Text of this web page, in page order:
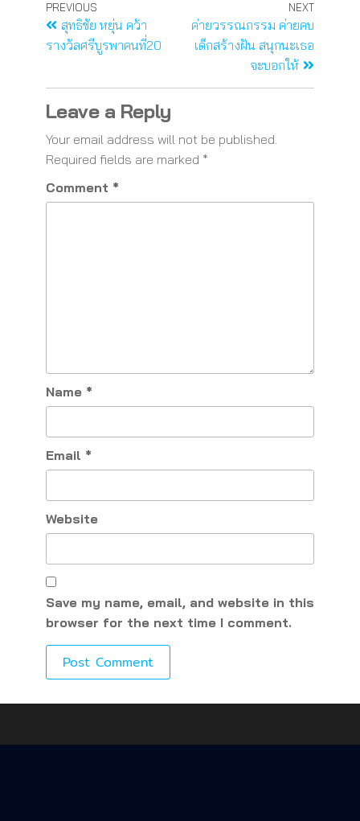
PREVIOUS
สุทธิชัย หยุ่น คว้า
รางวัลศรีบูรพาคนที่20
NEXT
ค่ายวรรณกรรม ค่ายคบ
เด็กสร้างฝัน สนุกนะเธอ
จะบอกให้
Leave a Reply
Your email address will not be published.
Required fields are marked *
Comment *
Name *
Email *
Website
Save my name, email, and website in this
browser for the next time I comment.